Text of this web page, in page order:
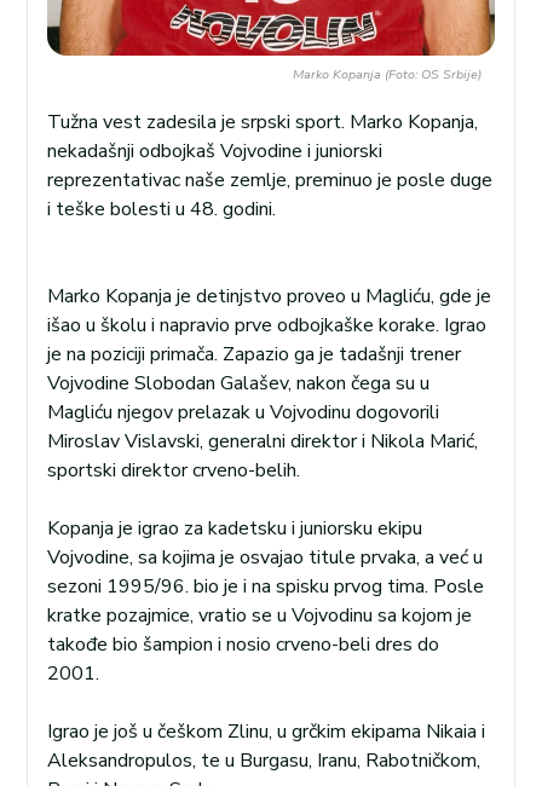
Marko Kopanja (Foto: OS Srbije)
Tužna vest zadesila je srpski sport. Marko Kopanja,
nekadašnji odbojkaš Vojvodine i juniorski
reprezentativac naše zemlje, preminuo je posle duge
i teške bolesti u 48. godini.
Marko Kopanja je detinjstvo proveo u Magliću, gde je
išao u školu i napravio prve odbojkaške korake. Igrao
je na poziciji primača. Zapazio ga je tadašnji trener
Vojvodine Slobodan Galašev, nakon čega su u
Magliću njegov prelazak u Vojvodinu dogovorili
Miroslav Vislavski, generalni direktor i Nikola Marić,
sportski direktor crveno-belih.
Kopanja je igrao za kadetsku i juniorsku ekipu
Vojvodine, sa kojima je osvajao titule prvaka, a već u
sezoni 1995/96. bio je i na spisku prvog tima. Posle
kratke pozajmice, vratio se u Vojvodinu sa kojom je
takođe bio šampion i nosio crveno-beli dres do
2001.
Igrao je još u češkom Zlinu, u grčkim ekipama Nikaia i
Aleksandropulos, te u Burgasu, Iranu, Rabotničkom,